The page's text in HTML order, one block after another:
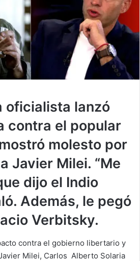
oficialista lanzó
contra el popular
molesto por
Javier Milei. “Me
dijo el Indio
Además, le pegó
Verbitsky.
contra el gobierno libertario y
Milei, Carlos Alberto Solaria